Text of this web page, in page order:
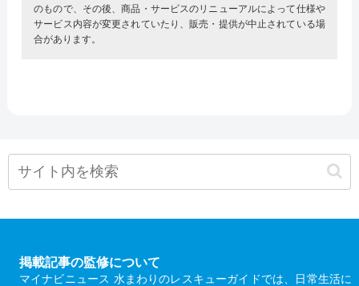
のもので、その後、商品・サービスのリニューアルによって仕様や
サービス内容が変更されていたり、販売・提供が中止されている場
合があります。
掲載記事の監修について
マイナビニュース 水まわりのレスキューガイドでは、日常生活に